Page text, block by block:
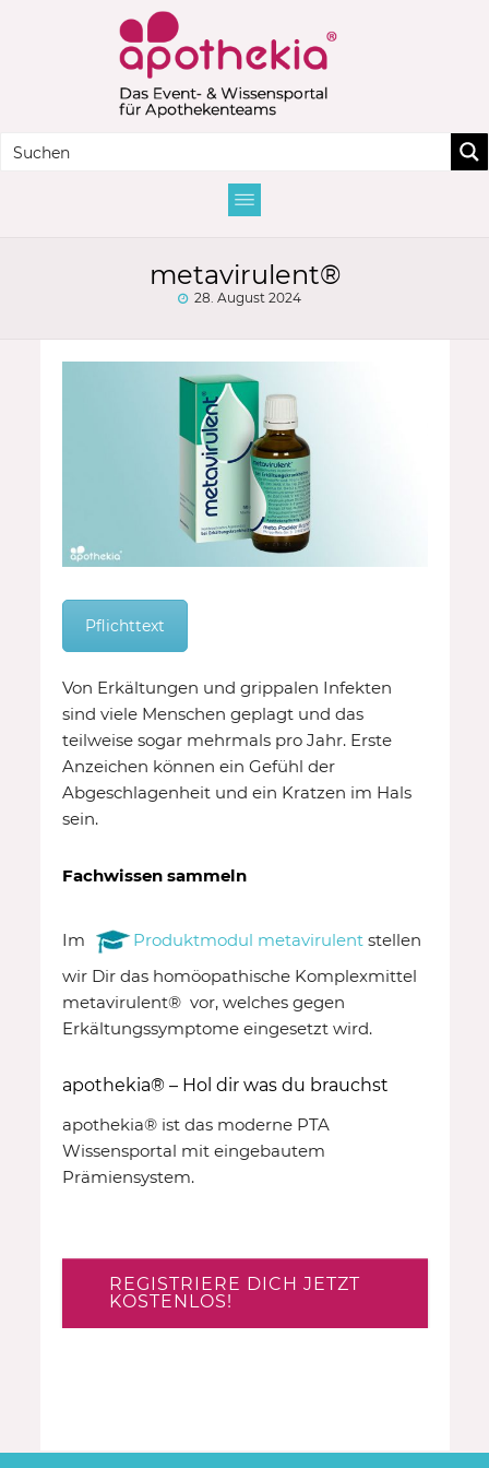
metavirulent®
28. August 2024
Pflichttext
Von Erkältungen und grippalen Infekten
sind viele Menschen geplagt und das
teilweise sogar mehrmals pro Jahr. Erste
Anzeichen können ein Gefühl der
Abgeschlagenheit und ein Kratzen im Hals
sein.
Fachwissen sammeln
Im Produktmodul metavirulentstellen
wir Dir das homöopathische Komplexmittel
metavirulent® vor, welches gegen
Erkältungssymptome eingesetzt wird.
apothekia® – Hol dir was du brauchst
apothekia® ist das moderne PTA
Wissensportal mit eingebautem
Prämiensystem.
REGISTRIERE DICH JETZT
KOSTENLOS!